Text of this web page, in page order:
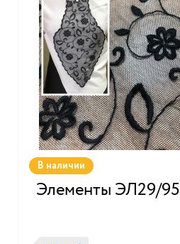
В наличии
Элементы ЭЛ29/95